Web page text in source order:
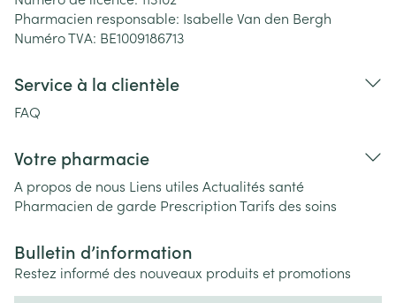
Pharmacien responsable: Isabelle Van den Bergh
Numéro TVA: BE1009186713
Service à la clientèle
FAQ
Votre pharmacie
A propos de nous Liens utiles Actualités santé
Pharmacien de garde PrescriptionTarifs des soins
Bulletin d’information
Restez informé des nouveaux produits et promotions